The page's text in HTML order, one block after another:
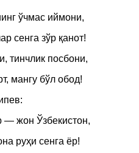
ўчмас иймони,
сенга зўр қанот!
тинчлик посбони,
мангу бўл обод!
— жон Ўзбекистон,
руҳи сенга ёр!